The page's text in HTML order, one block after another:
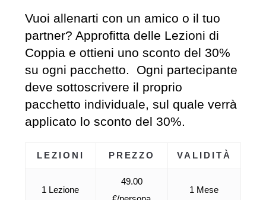
Vuoi allenarti con un amico o il tuo
partner? Approfitta delle Lezioni di
Coppia e ottieni uno sconto del 30%
su ogni pacchetto. Ogni partecipante
deve sottoscrivere il proprio
pacchetto individuale, sul quale verrà
applicato lo sconto del 30%.
LEZIONI PREZZO VALIDITÀ
1 Lezione
49.00
1 Mese